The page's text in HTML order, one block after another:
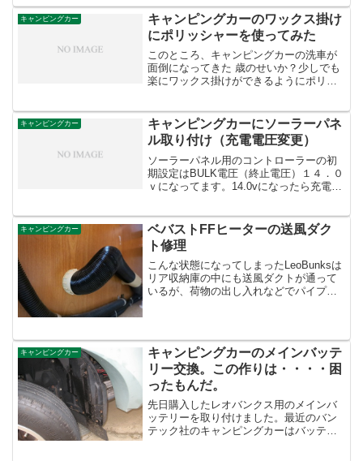
無いかと探していたら、ODORLOSとい
う商品を見つけたので...
キャンピングカー
キャンピングカーのワックス掛け
にポリッシャーを使ってみた
このところ、キャンピングカーの洗車が
面倒になってきた 歳のせいか？少しでも
楽にワックス掛けができるようにポリッ
ダーで滑らかにするときに使われるもの
ですが、スポン...
キャンピングカー
キャンピングカーにソーラーパネ
ル取り付け（充電電圧変更）
ソーラーパネル用のコントローラーの初
期設定はBULK電圧（終止電圧）１４．０
ｖになってます。14.0vになったら充電を
低くても大丈夫ですが満充電にすること
ができなくなり...
キャンピングカー
ベバストFFヒーターの送風ダク
ト修理
こんな状態になってしまったLeoBunksは
リア収納庫の中にも送風ダクトが通って
いるが、荷物の出し入れなどでパイプに
たが、またぶつけて...
キャンピングカー
キャンピングカーのメインバッテ
リー交換。この作りは・・・・困
ったもんだ。
先日購入したレオバンクス用のメインバ
ッテリーを取り付けました。最近のバン
テック社のキャンピングカーはバッテリ